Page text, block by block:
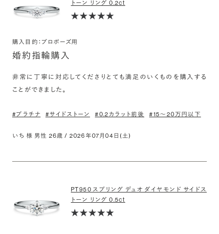
トーン リング 0.2ct
購入目的：プロポーズ用
婚約指輪購入
非常に丁寧に対応してくださりとても満足のいくものを購入する
ことができました。
#プラチナ #サイドストーン #0.2カラット前後 #15〜20万円以下
いち 様 男性 26歳 / 2026年07月04日(土)
PT950 スプリング デュオ ダイヤモンド サイドス
トーン リング 0.5ct